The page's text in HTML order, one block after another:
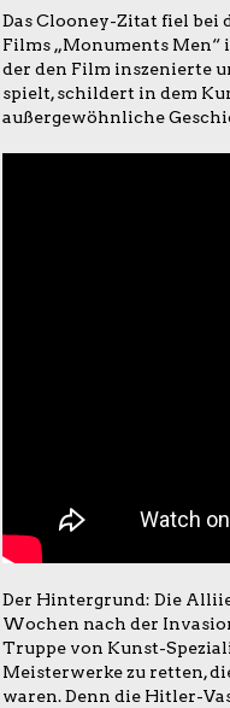
Das Clooney-Zitat fiel bei
Films „Monuments Men“
der den Film inszenierte
spielt, schildert in dem
außergewöhnliche
Der Hintergrund: Die
Wochen nach der
Truppe von Kunst-
Meisterwerke zu retten,
waren. Denn die Hitler-